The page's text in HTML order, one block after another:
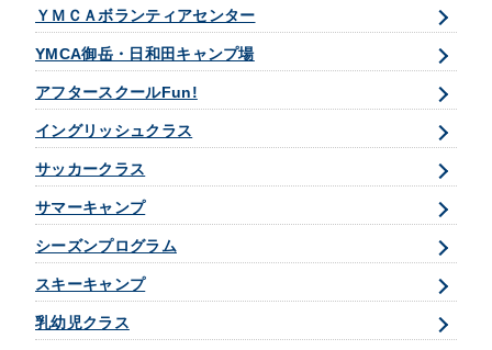
ＹＭＣＡボランティアセンター
YMCA御岳・日和田キャンプ場
アフタースクールFun!
イングリッシュクラス
サッカークラス
サマーキャンプ
シーズンプログラム
スキーキャンプ
乳幼児クラス